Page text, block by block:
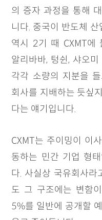
의 증자 과정을 통해
니다. 중국이 반도체
역시 2기 때 CXMT에
알리바바, 텅쉰, 샤오
각각 소량의 지분을
회사를 지배하는 듯싶
다는 얘기입니다.
CXMT는 주이밍이 이
동하는 민간 기업 형
다. 사실상 국유회사라
도 그 구조에는 변함
5%를 일반에 공개할